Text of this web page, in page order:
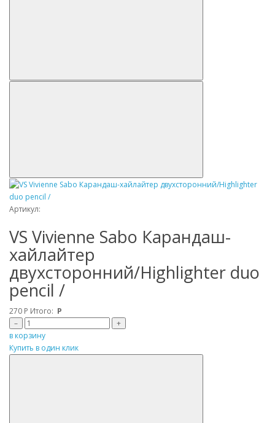
Артикул:
VS Vivienne Sabo Карандаш-
хайлайтер
двухсторонний/Highlighter duo
pencil /
270 Р Итого: Р
–
+
в корзину
Купить в один клик